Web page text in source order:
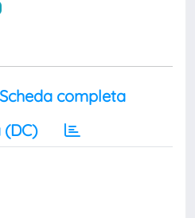
Scheda completa